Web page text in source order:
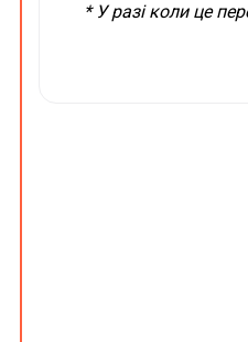
* У разі коли це